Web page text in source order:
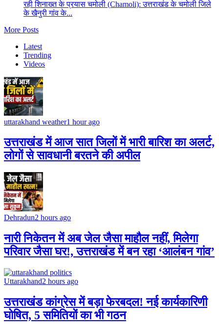
रही शिनाख्त के प्रयास चमोली (Chamoli): उत्तराखंड के चमोली जिले
के खैनुरी गांव के...
More Posts
Latest
Trending
Videos
uttarakhand weather1 hour ago
उत्तराखंड में आज सात जिलों में भारी बारिश का अलर्ट,
लोगों से सावधानी बरतने की अपील
Dehradun2 hours ago
नारी निकेतन में अब जेल जैसा माहौल नहीं, मिलेगा
परिवार जैसा घर!, उत्तराखंड में बन रहा ‘आलंबन गांव’
Uttarakhand2 hours ago
उत्तराखंड कांग्रेस में बड़ा फेरबदल! नई कार्यकारिणी
घोषित, 5 समितियों का भी गठन